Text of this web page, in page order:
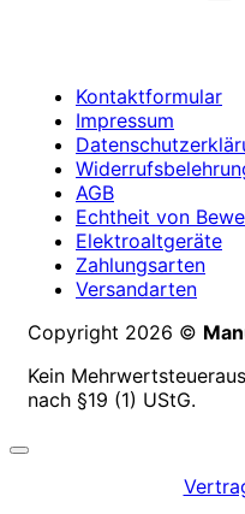
Kontaktformular
Impressum
AGB
Echtheit von
Elektroaltgeräte
Zahlungsarten
Versandarten
Copyright 2026 ©
Kein
nach §19 (1) UStG.